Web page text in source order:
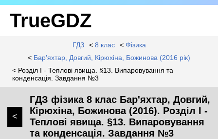
TrueGDZ
ГДЗ < 8 клас < Фізика
< Бар'яхтар, Довгий, Кірюхіна, Божинова (2016 рік)
< Розділ I - Теплові явища. §13. Випаровування та
конденсація. Завдання №3
<
ГДЗ фізика 8 клас Бар'яхтар, Довгий,
Кірюхіна, Божинова (2016). Розділ I -
Теплові явища. §13. Випаровування
та конденсація. Завдання №3